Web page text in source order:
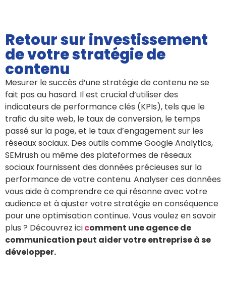
Retour sur investissement
de votre stratégie de
contenu
Mesurer le succès d’une stratégie de contenu ne se
fait pas au hasard. Il est crucial d’utiliser des
indicateurs de performance clés (KPIs), tels que le
trafic du site web, le taux de conversion, le temps
passé sur la page, et le taux d’engagement sur les
réseaux sociaux. Des outils comme Google Analytics,
SEMrush ou même des plateformes de réseaux
sociaux fournissent des données précieuses sur la
performance de votre contenu. Analyser ces données
vous aide à comprendre ce qui résonne avec votre
audience et à ajuster votre stratégie en conséquence
pour une optimisation continue. Vous voulez en savoir
plus ? Découvrez icicomment une agence de
communication peut aider votre entreprise à se
développer.